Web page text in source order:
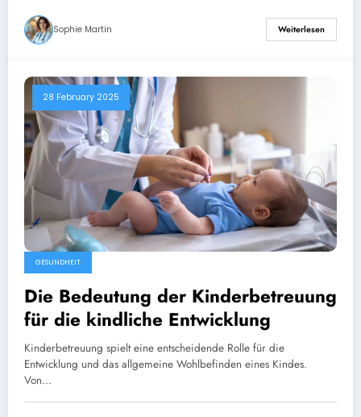
Sophie Martin Weiterlesen
28 February 2025
GESUNDHEIT
Die Bedeutung der Kinderbetreuung
für die kindliche Entwicklung
Kinderbetreuung spielt eine entscheidende Rolle für die
Entwicklung und das allgemeine Wohlbefinden eines Kindes.
Von…